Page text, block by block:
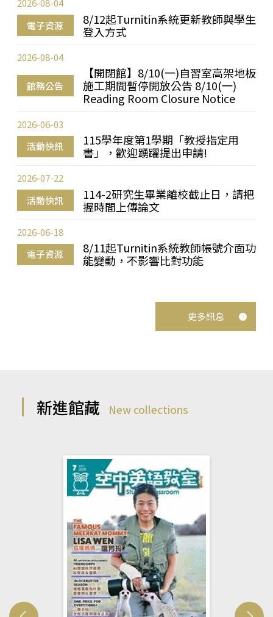
電子資源
8/12起Turnitin系統更新教師與學生
登入方式
2026-08-04
館務公告
【開閉館】8/10(一)自習室高架地板
施工期間暫停開放公告 8/10(一)
Reading Room Closure Notice
2026-08-04
活動快訊
115學年度第1學期「教授指定用
書」，歡迎踴躍提出申請!
2026-06-03
活動快訊
114-2研究生畢業離校截止日，請把
握時間上傳論文
2026-07-22
電子資源
8/11起Turnitin系統教師帳號介面功
能變動，不影響比對功能
2026-06-18
更多訊息
新進館藏 New collections